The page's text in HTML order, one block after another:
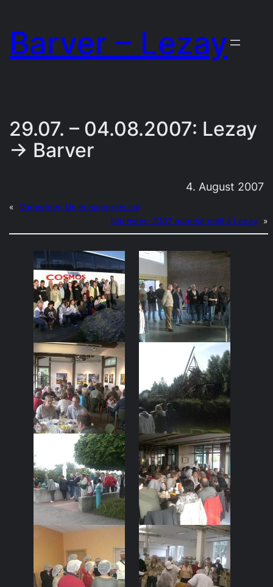
Inhalt
springen
Barver – Lezay
29.07. – 04.08.2007: Lezay
→ Barver
4. August 2007
« Vorheriger: Un échange réussi
Nächster: 2007 marché noël à Lezay »